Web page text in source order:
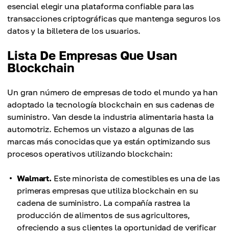
esencial elegir una plataforma confiable para las
transacciones criptográficas que mantenga seguros los
datos y la billetera de los usuarios.
Lista De Empresas Que Usan
Blockchain
Un gran número de empresas de todo el mundo ya han
adoptado la tecnología blockchain en sus cadenas de
suministro. Van desde la industria alimentaria hasta la
automotriz. Echemos un vistazo a algunas de las
marcas más conocidas que ya están optimizando sus
procesos operativos utilizando blockchain:
Walmart. Este minorista de comestibles es una de las
primeras empresas que utiliza blockchain en su
cadena de suministro. La compañía rastrea la
producción de alimentos de sus agricultores,
ofreciendo a sus clientes la oportunidad de verificar